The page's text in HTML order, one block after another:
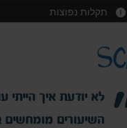
תקלות נפוצות
לא יודעת איך
השיעורים מומחשים